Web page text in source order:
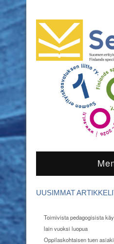
UUSIMMAT
Toimivista pedagogisista
lain vuoksi luopua
Oppilaskohtaisen tuen